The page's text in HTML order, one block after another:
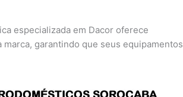
especializada em Dacor oferece
garantindo que seus equipamentos